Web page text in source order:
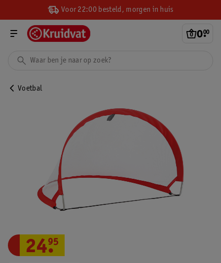
Voor 22:00 besteld, morgen in huis
0.
00
Voetbal
24.
95